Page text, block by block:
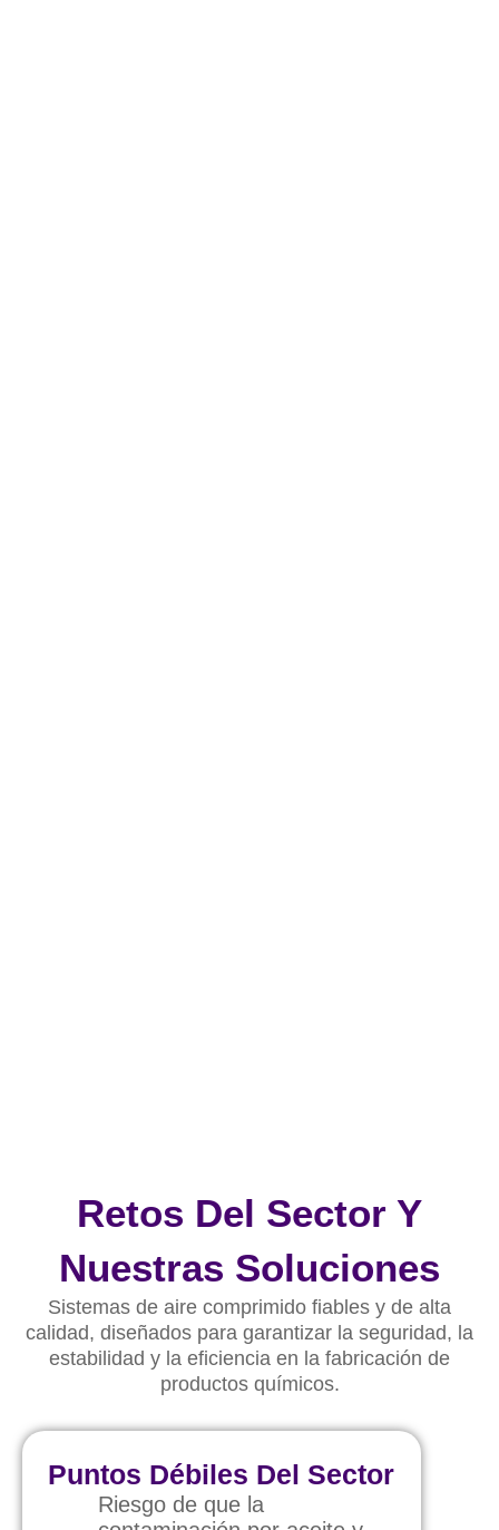
Retos Del Sector Y
Nuestras Soluciones
Sistemas de aire comprimido fiables y de alta
calidad, diseñados para garantizar la seguridad, la
estabilidad y la eficiencia en la fabricación de
productos químicos.
Puntos Débiles Del Sector
Riesgo de que la